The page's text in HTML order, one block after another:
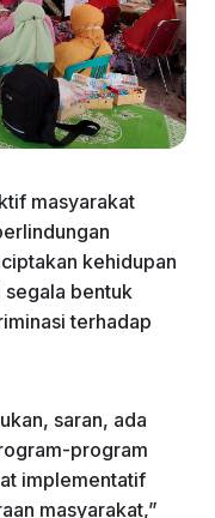
masyarakat
kehidupan
segala bentuk
terhadap
saran, ada
program
implementatif
masyarakat,”